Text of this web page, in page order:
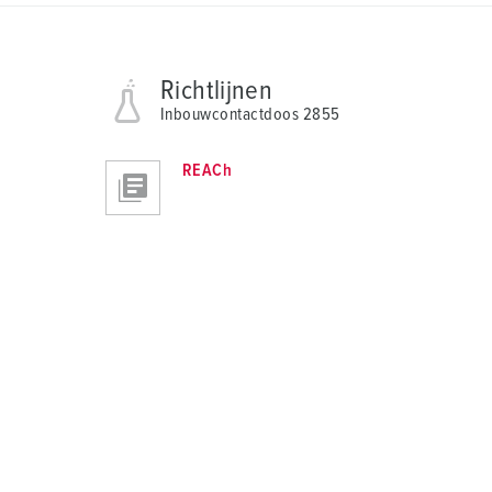
Richtlijnen
Inbouwcontactdoos 2855
REACh